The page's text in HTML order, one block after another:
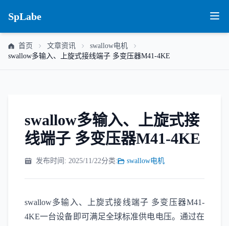
SpLabe
首页 文章资讯
swallow电机
swallow多输入、上旋式接线端子 多变压器M41-4KE
swallow多输入、上旋式接
线端子 多变压器M41-4KE
发布时间: 2025/11/22分类: swallow电机
swallow多输入、上旋式接线端子 多变压器M41-
4KE一台设备即可满足全球标准供电电压。通过在